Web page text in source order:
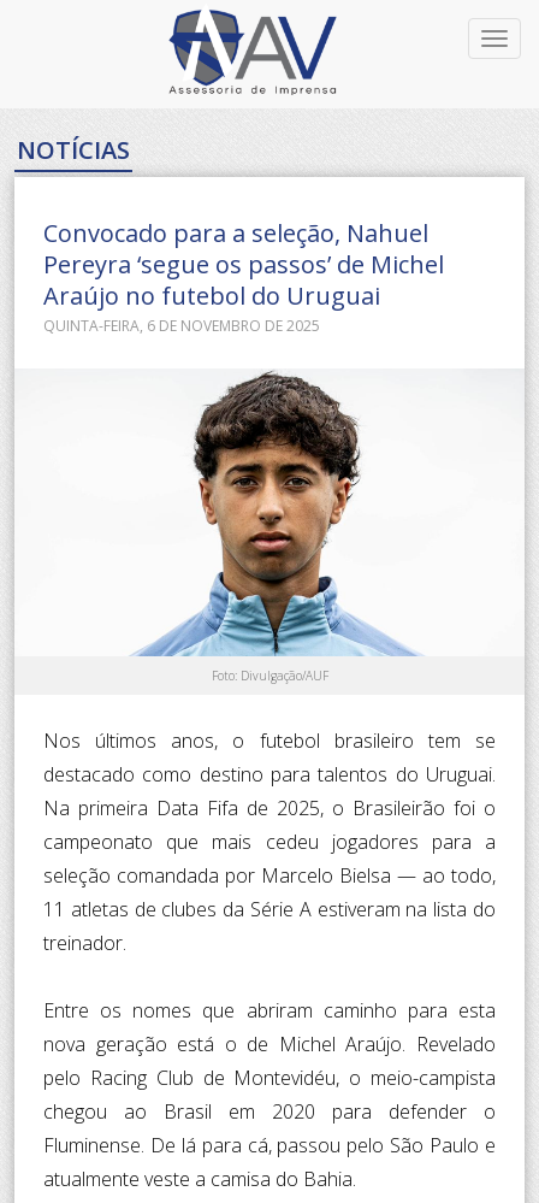
NOTÍCIAS
Convocado para a seleção, Nahuel
Pereyra ‘segue os passos’ de Michel
Araújo no futebol do Uruguai
QUINTA-FEIRA, 6 DE NOVEMBRO DE 2025
Foto: Divulgação/AUF
Nos últimos anos, o futebol brasileiro tem se
destacado como destino para talentos do Uruguai.
Na primeira Data Fifa de 2025, o Brasileirão foi o
campeonato que mais cedeu jogadores para a
seleção comandada por Marcelo Bielsa — ao todo,
11 atletas de clubes da Série A estiveram na lista do
treinador.
Entre os nomes que abriram caminho para esta
nova geração está o de Michel Araújo. Revelado
pelo Racing Club de Montevidéu, o meio-campista
chegou ao Brasil em 2020 para defender o
Fluminense. De lá para cá, passou pelo São Paulo e
atualmente veste a camisa do Bahia.